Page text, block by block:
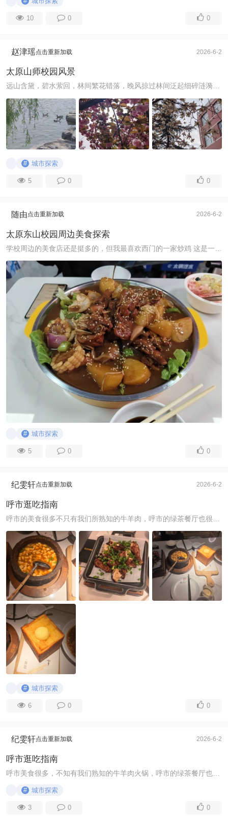
10 0 0
赵津瑶点击重新加载 2026-6-2
太原山师校园风景
远山含黛，碧水萦回，林间繁花错落，晚风掠过林间泛起细碎涟漪。天光落在山水间，风物悠然，尘世浮躁尽数消散，只余满目清宁。 ...
# 城市探索
5 0 0
随由点击重新加载 2026-6-2
太原东山校园周边美食探索
# 城市探索
5 0 0
纪雯轩点击重新加载 2026-6-2
呼市逛吃指南
# 城市探索
6 0 0
纪雯轩点击重新加载 2026-6-2
呼市逛吃指南
# 城市探索
3 0 0